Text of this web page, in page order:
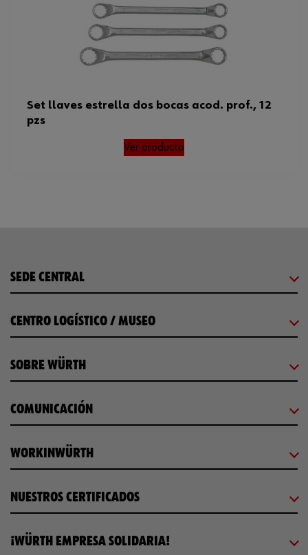
Set llaves estrella dos bocas acod. prof., 12
pzs
Ver producto
SEDE CENTRAL
CENTRO LOGÍSTICO / MUSEO
SOBRE WÜRTH
COMUNICACIÓN
WORKINWÜRTH
NUESTROS CERTIFICADOS
¡WÜRTH EMPRESA SOLIDARIA!